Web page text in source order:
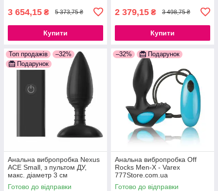
3 654,15 ₴ 5 373,75 ₴
Купити
2 379,15 ₴ 3 498,75 ₴
Купити
Топ продажів
–32%
Подарунок
Анальна вибропробка Nexus
ACE Small, з пультом ДУ,
макс. діаметр 3 см
777Store.com.ua
Готово до відправки
–32% Подарунок
Анальна вибропробка Off
Rocks Men-X - Varex
777Store.com.ua
Готово до відправки